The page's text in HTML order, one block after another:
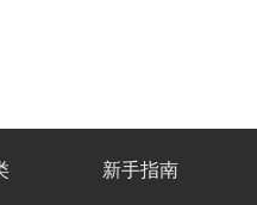
新手指南